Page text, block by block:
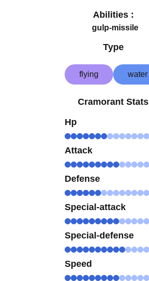
Abilities :
gulp-missile
Type
flying water
Cramorant Stats
Hp
Attack
Defense
Special-attack
Special-defense
Speed